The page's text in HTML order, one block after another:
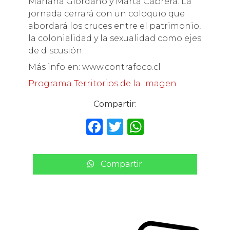
jornada cerrará con un coloquio que
abordará los cruces entre el patrimonio,
la colonialidad y la sexualidad como ejes
de discusión.
Más info en: www.contrafoco.cl
Programa Territorios de la Imagen
Compartir:
F
c
e
T
it
te
W
a
ts
p
Compartir